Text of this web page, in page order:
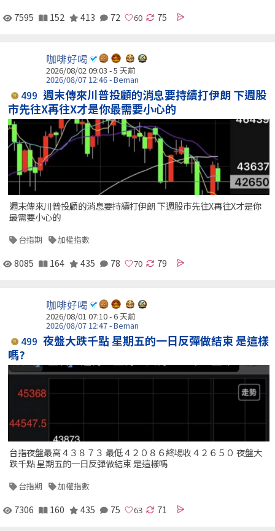
7595 152 413 72 75
咖啡好喝
2026/08/02 09:03 - 5 天前
2026/08/07 12:46 - Beman
499 週末傳來川普投顧的消息要持續打伊朗 下週股
市先往X再往X才是你最需要小心的
週末傳來川普投顧的消息要持續打伊朗 下週股市先往X再往X才是你
最需要小心的
台指期 加權指數
8085 164 435 78 79
咖啡好喝
2026/08/01 07:10 - 6 天前
2026/08/07 12:47 - Beman
499 夜盤大跌千點 星期五的一日反彈做結束 是這樣
嗎?
台指夜盤最高４３８７３ 最低４２０８６終場收４２６５０ 夜盤大
跌千點 星期五的一日反彈做結束 是這樣嗎
台指期 加權指數
7306 160 435 75 71